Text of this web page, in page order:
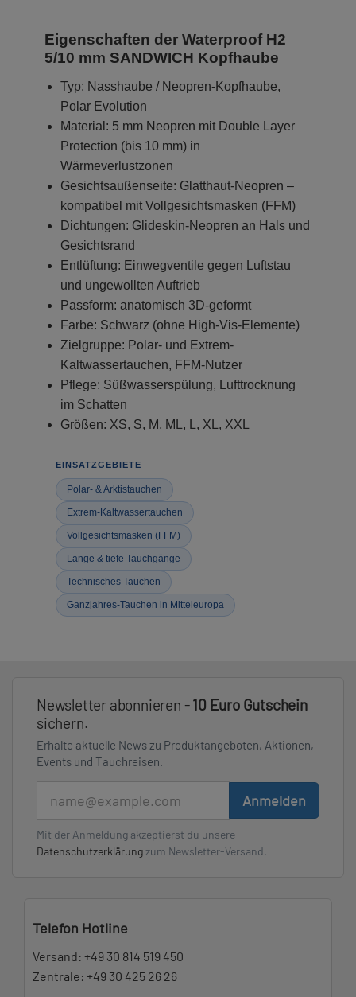
Eigenschaften der Waterproof H2
5/10 mm SANDWICH Kopfhaube
Typ: Nasshaube / Neopren-Kopfhaube,
Polar Evolution
Material: 5 mm Neopren mit Double Layer
Protection (bis 10 mm) in
Wärmeverlustzonen
Gesichtsaußenseite: Glatthaut-Neopren –
kompatibel mit Vollgesichtsmasken (FFM)
Dichtungen: Glideskin-Neopren an Hals und
Gesichtsrand
Entlüftung: Einwegventile gegen Luftstau
und ungewollten Auftrieb
Passform: anatomisch 3D-geformt
Farbe: Schwarz (ohne High-Vis-Elemente)
Zielgruppe: Polar- und Extrem-
Kaltwassertauchen, FFM-Nutzer
Pflege: Süßwasserspülung, Lufttrocknung
im Schatten
Größen: XS, S, M, ML, L, XL, XXL
EINSATZGEBIETE
Polar- & Arktistauchen
Extrem-Kaltwassertauchen
Vollgesichtsmasken (FFM)
Lange & tiefe Tauchgänge
Technisches Tauchen
Ganzjahres-Tauchen in Mitteleuropa
Newsletter abonnieren -10 Euro Gutschein
sichern.
Erhalte aktuelle News zu Produktangeboten, Aktionen,
Events und Tauchreisen.
Anmelden
Mit der Anmeldung akzeptierst du unsere
Datenschutzerklärung zum Newsletter-Versand.
Telefon Hotline
Versand: +49 30 814 519 450
Zentrale: +49 30 425 26 26